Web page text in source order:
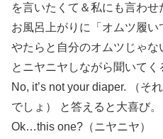
を言いたくて＆私にも言わせ
お風呂上がりに「オムツ履い
やたらと自分のオムツじゃ
とニヤニヤしながら聞いてく
No, it’s not your diaper. （そ
でしょ） と答えると大喜び。
Ok…this one?（ニヤニヤ）